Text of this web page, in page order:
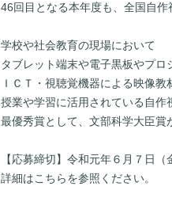
46回目となる本年度も、全国自作
学校や社会教育の現場において
タブレット端末や電子黒板やプロ
ＩＣＴ・視聴覚機器による映像
授業や学習に活用されている自作
最優秀賞として、文部科学大臣賞
【応募締切】令和元年６月７日
詳細はこちらを参照ください。